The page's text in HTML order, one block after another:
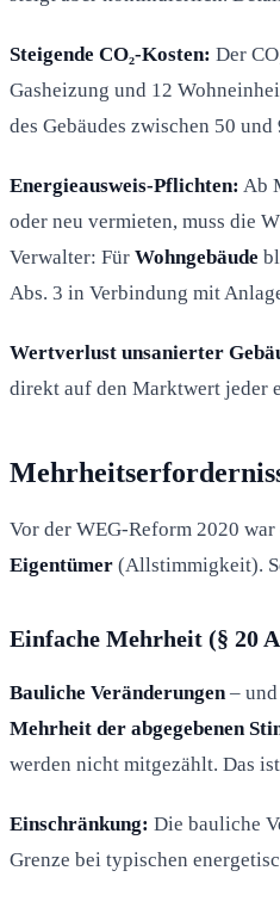
Steigende CO₂-Kosten: Der
Gasheizung und 12
des Gebäudes zwischen 50
Energieausweis-Pflichten: Ab
oder neu vermieten, muss die
Verwalter: Für Wohngebäude
Abs. 3 in Verbindung mit
Wertverlust unsanierter
direkt auf den Marktwert jeder
Vor der WEG-Reform 2020
Eigentümer (Allstimmigkeit).
Einfache Mehrheit (§ 20
Bauliche Veränderungen –
Mehrheit der abgegebenen
werden nicht mitgezählt. Das
Einschränkung: Die bauliche
Grenze bei typischen